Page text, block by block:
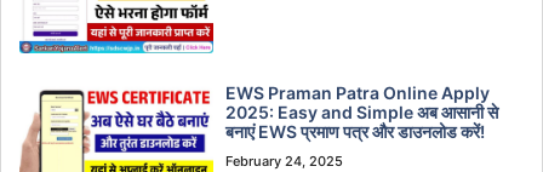
EWS Praman Patra Online Apply
2025: Easy and Simple अब आसानी से
बनाएं EWS प्रमाण पत्र और डाउनलोड करें!
February 24, 2025